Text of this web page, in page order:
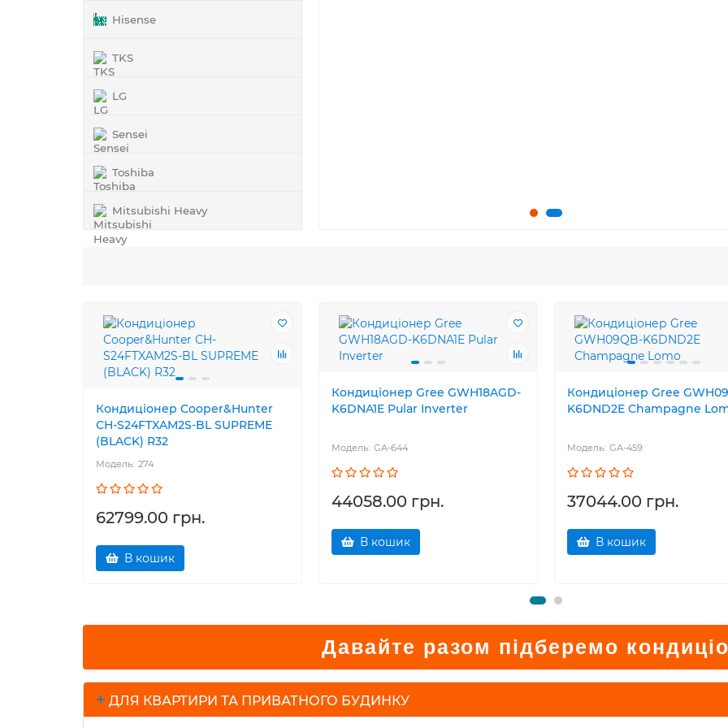
Hisense
TKS
LG
Sensei
Toshiba
Mitsubishi Heavy
Кондиціонер Cooper&Hunter
CH-S24FTXAM2S-BL SUPREME
(BLACK) R32
274
62799.00 грн.
В кошик
Кондиціонер Gree GWH18AGD-
K6DNA1E Pular Inverter
GA-644
44058.00 грн.
В кошик
Кондиціонер Gree
K6DND2E Champagne
GA-459
37044.00 грн.
В кошик
Давайте разом підберемо
+ ДЛЯ КВАРТИРИ ТА ПРИВАТНОГО БУДИНКУ